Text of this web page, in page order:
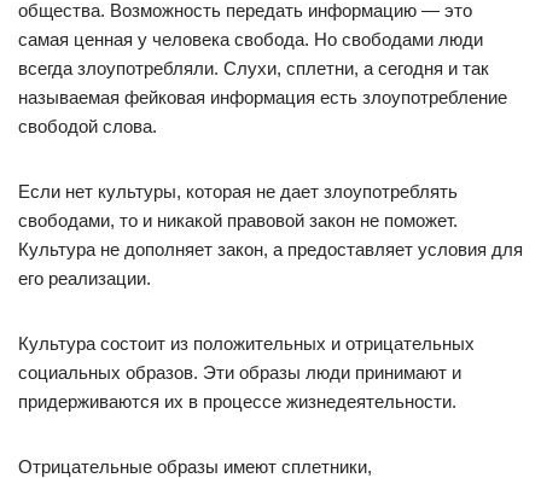
общества. Возможность передать информацию — это
самая ценная у человека свобода. Но свободами люди
всегда злоупотребляли. Слухи, сплетни, а сегодня и так
называемая фейковая информация есть злоупотребление
свободой слова.
Если нет культуры, которая не дает злоупотреблять
свободами, то и никакой правовой закон не поможет.
Культура не дополняет закон, а предоставляет условия для
его реализации.
Культура состоит из положительных и отрицательных
социальных образов. Эти образы люди принимают и
придерживаются их в процессе жизнедеятельности.
Отрицательные образы имеют сплетники,